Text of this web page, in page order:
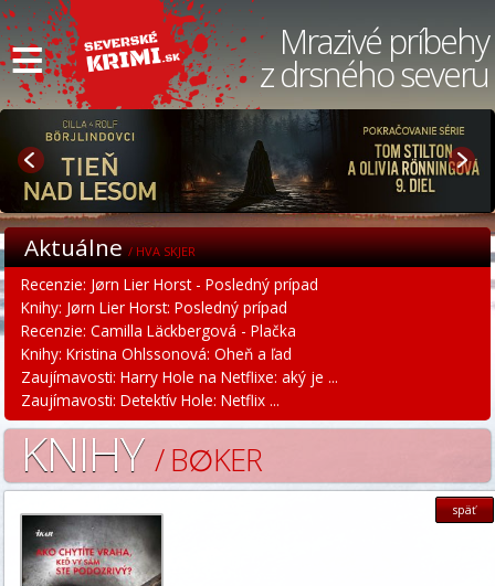
≡ Mrazivé príbehy
z drsného severu
Aktuálne/ HVA SKJER
Recenzie: Jørn Lier Horst - Posledný prípad
Knihy: Jørn Lier Horst: Posledný prípad
Recenzie: Camilla Läckbergová - Plačka
Knihy: Kristina Ohlssonová: Oheň a ľad
Zaujímavosti: Harry Hole na Netflixe: aký je ...
Zaujímavosti: Detektív Hole: Netflix ...
KNIHY/ B∅KER
späť